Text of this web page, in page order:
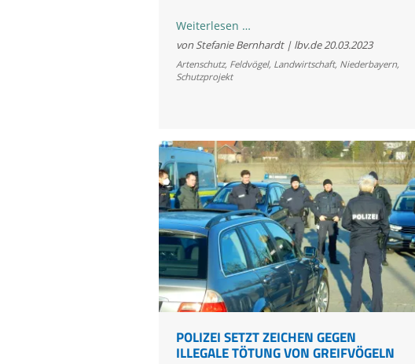
Weiterlesen …Ein
bayerischer
Charakterkopf
Kiebitz-
Projekt
startet
von Stefanie Bernhardt | lbv.de20.03.2023
Artenschutz, Feldvögel, Landwirtschaft, Niederbayern,
Schutzprojekt
POLIZEI SETZT ZEICHEN GEGEN
ILLEGALE TÖTUNG VON GREIFVÖGELN